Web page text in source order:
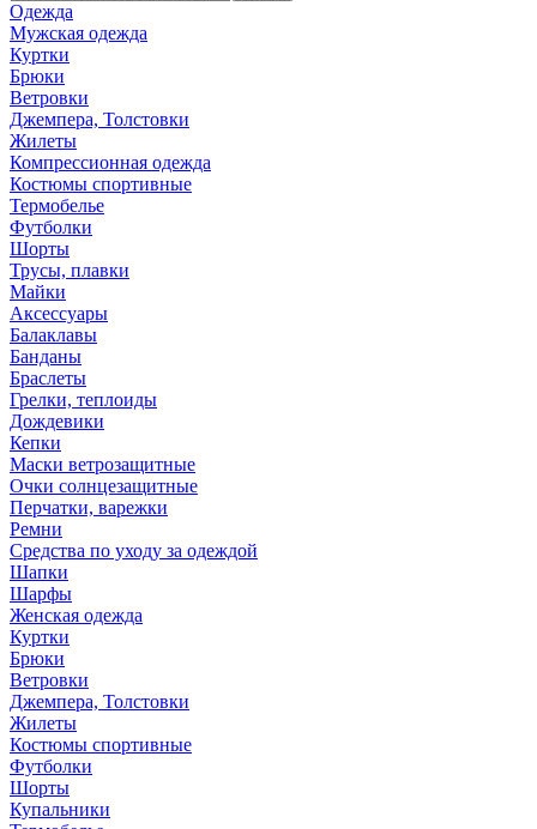
Одежда
Мужская одежда
Куртки
Брюки
Ветровки
Джемпера, Толстовки
Жилеты
Компрессионная одежда
Костюмы спортивные
Термобелье
Футболки
Шорты
Трусы, плавки
Майки
Аксессуары
Балаклавы
Банданы
Браслеты
Грелки, теплоиды
Дождевики
Кепки
Маски ветрозащитные
Очки солнцезащитные
Перчатки, варежки
Ремни
Средства по уходу за одеждой
Шапки
Шарфы
Женская одежда
Куртки
Брюки
Ветровки
Джемпера, Толстовки
Жилеты
Костюмы спортивные
Футболки
Шорты
Купальники